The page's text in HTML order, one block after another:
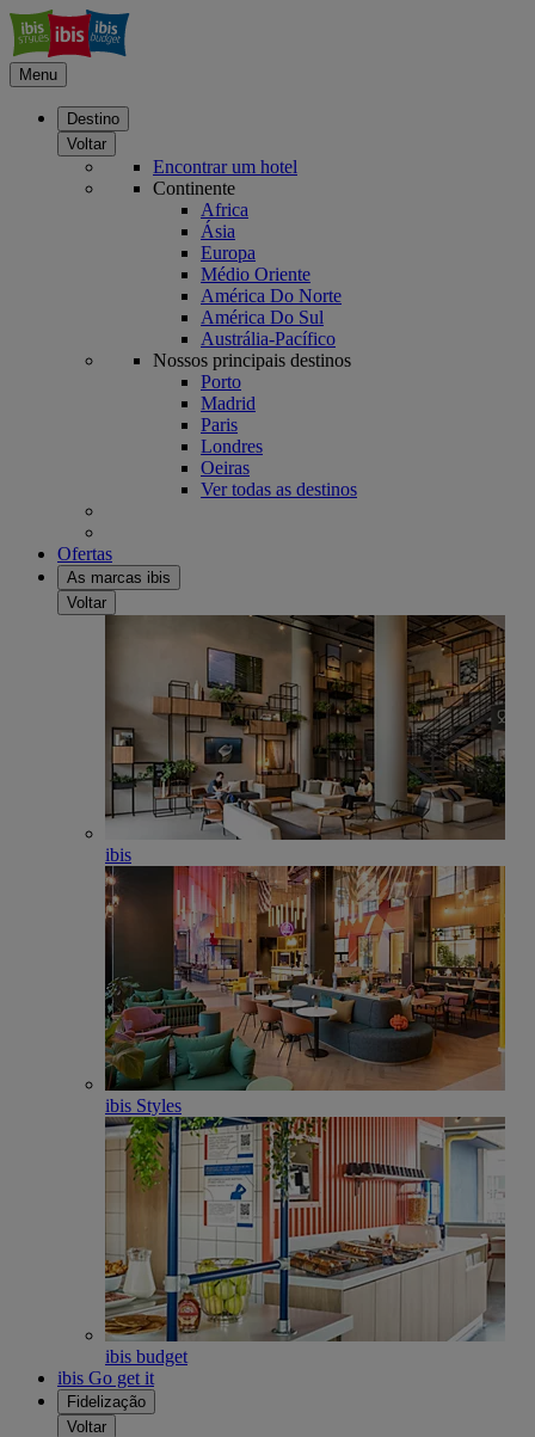
Menu
Destino
Voltar
Encontrar um hotel
Continente
Africa
Ásia
Europa
Médio Oriente
América Do Norte
América Do Sul
Austrália-Pacífico
Nossos principais destinos
Porto
Madrid
Paris
Londres
Oeiras
Ver todas as destinos
Ofertas
As marcas ibis
Voltar
ibis
ibis Styles
ibis budget
ibis Go get it
Fidelização
Voltar